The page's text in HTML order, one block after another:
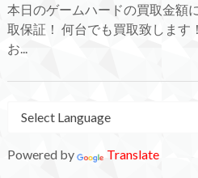
本日のゲームハードの買取金額
取保証！ 何台でも買取致します
お...
Powered by Translate